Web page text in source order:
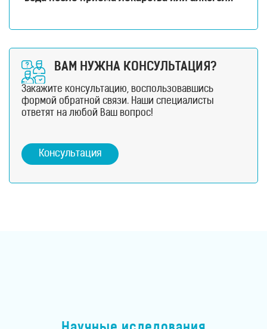
ВАМ НУЖНА КОНСУЛЬТАЦИЯ?
Закажите консультацию, воспользовавшись
формой обратной связи. Наши специалисты
ответят на любой Ваш вопрос!
Консультация